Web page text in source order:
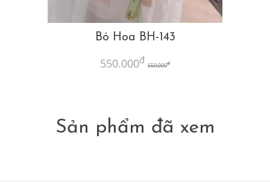
Bó Hoa BH-143
550.000đ 650.000đ
Sản phẩm đã xem